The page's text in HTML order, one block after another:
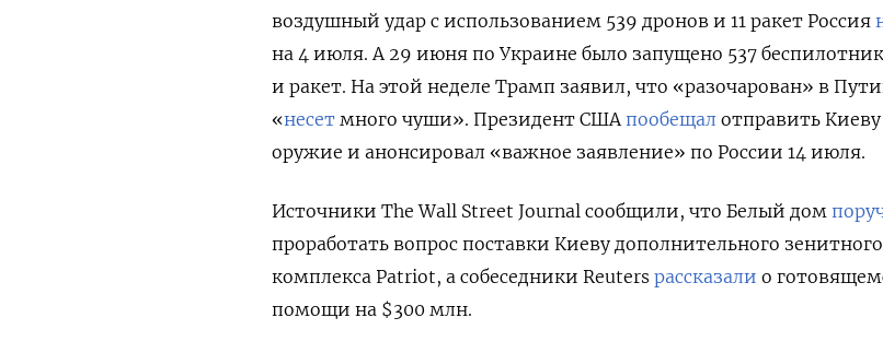
воздушный удар с использованием 539 дронов и 11 ракет Россия
на 4 июля. А 29 июня по Украине было запущено 537
и ракет. На этой неделе Трамп заявил, что «разочарован» в
«несет много чуши». Президент США пообещал отправить
оружие и анонсировал «важное заявление» по России 14 июля.
Источники The Wall Street Journal сообщили, что Белый дом
проработать вопрос поставки Киеву дополнительного
комплекса Patriot, а собеседники Reuters рассказали о
помощи на $300 млн.